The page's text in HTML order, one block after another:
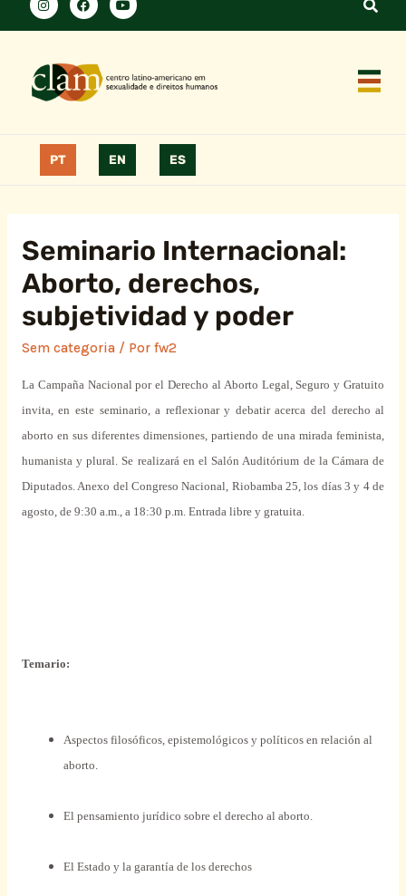
PT EN ES
Seminario Internacional:
Aborto, derechos,
subjetividad y poder
Sem categoria/ Por fw2
La Campaña Nacional por el Derecho al Aborto Legal, Seguro y Gratuito
invita, en este seminario, a reflexionar y debatir acerca del derecho al
aborto en sus diferentes dimensiones, partiendo de una mirada feminista,
humanista y plural. Se realizará en el Salón Auditórium de la Cámara de
Diputados. Anexo del Congreso Nacional, Riobamba 25, los días 3 y 4 de
agosto, de 9:30 a.m., a 18:30 p.m. Entrada libre y gratuita.
Temario:
Aspectos filosóficos, epistemológicos y políticos en relación al
aborto.
El pensamiento jurídico sobre el derecho al aborto.
El Estado y la garantía de los derechos